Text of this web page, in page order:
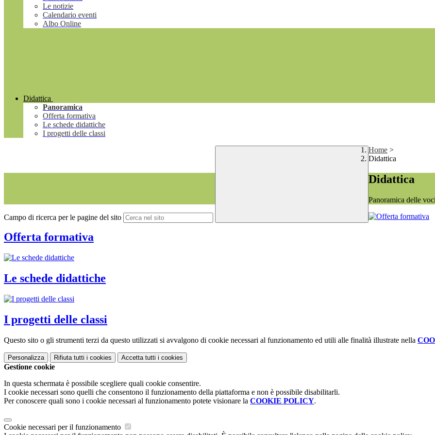
Le notizie
Calendario eventi
Albo Online
Didattica
Panoramica
Offerta formativa
Le schede didattiche
I progetti delle classi
Campo di ricerca per le pagine del sito
Home >
Didattica
Didattica
Panoramica delle
Offerta formativa
Le schede didattiche
I progetti delle classi
Questo sito o gli strumenti terzi da questo utilizzati si avvalgono di cookie necessari al funzionamento ed utili alle finalità illustrate nella
Personalizza Rifiuta tutti i cookies Accetta tutti i cookies
Gestione cookie
In questa schermata è possibile scegliere quali cookie consentire.
I cookie necessari sono quelli che consentono il funzionamento della piattaforma e non è possibile disabilitarli.
Per conoscere quali sono i cookie necessari al funzionamento potete visionare la COOKIE POLICY.
Cookie necessari per il funzionamento